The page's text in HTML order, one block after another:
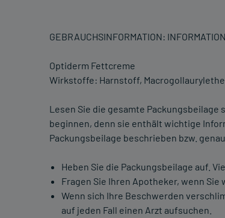
GEBRAUCHSINFORMATION:
Optiderm Fettcreme
Wirkstoffe: Harnstoff,
Lesen Sie die gesamte
beginnen, denn sie enthält wichtige
Packungsbeilage beschrieben bzw.
Heben Sie die Packungsbeilage auf.
Fragen Sie Ihren Apotheker, wenn
Wenn sich Ihre Beschwerden
auf jeden Fall einen Arzt aufsuchen.